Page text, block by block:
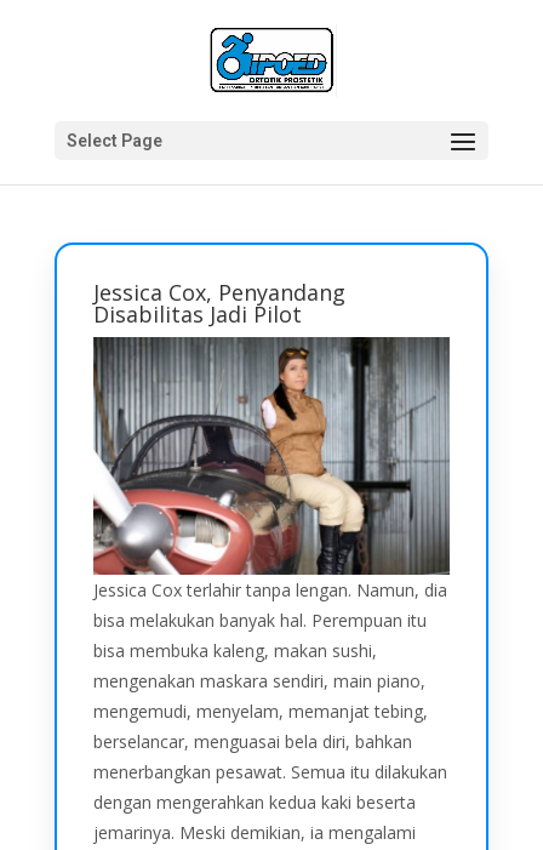
Select Page
Jessica Cox, Penyandang
Disabilitas Jadi Pilot
Jessica Cox terlahir tanpa lengan. Namun, dia
bisa melakukan banyak hal. Perempuan itu
bisa membuka kaleng, makan sushi,
mengenakan maskara sendiri, main piano,
mengemudi, menyelam, memanjat tebing,
berselancar, menguasai bela diri, bahkan
menerbangkan pesawat. Semua itu dilakukan
dengan mengerahkan kedua kaki beserta
jemarinya. Meski demikian, ia mengalami